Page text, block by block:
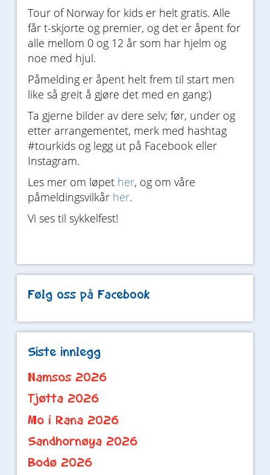
Tour of Norway for kids er helt gratis. Alle
får t-skjorte og premier, og det er åpent for
alle mellom 0 og 12 år som har hjelm og
noe med hjul.
Påmelding er åpent helt frem til start men
like så greit å gjøre det med en gang:)
Ta gjerne bilder av dere selv; før, under og
etter arrangementet, merk med hashtag
#tourkids og legg ut på Facebook eller
Instagram.
Les mer om løpet her, og om våre
påmeldingsvilkår her.
Vi ses til sykkelfest!
Følg oss på Facebook
Siste innlegg
Namsos 2026
Tjøtta 2026
Mo i Rana 2026
Sandhornøya 2026
Bodø 2026